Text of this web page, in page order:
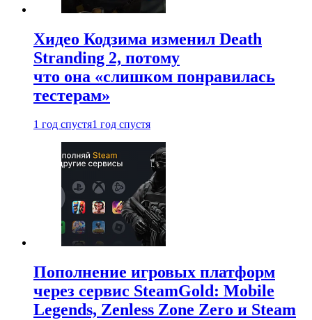
Хидео Кодзима изменил Death
Stranding 2, потому
что она «слишком понравилась
тестерам»
1 год спустя1 год спустя
Пополнение игровых платформ
через сервис SteamGold: Mobile
Legends, Zenless Zone Zero и Steam